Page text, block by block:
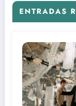
ENTRADAS